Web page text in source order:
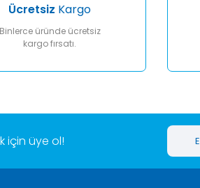
Gönder
Ücretsiz Kargo
üründe ücretsiz
kargo fırsatı.
için üye ol!